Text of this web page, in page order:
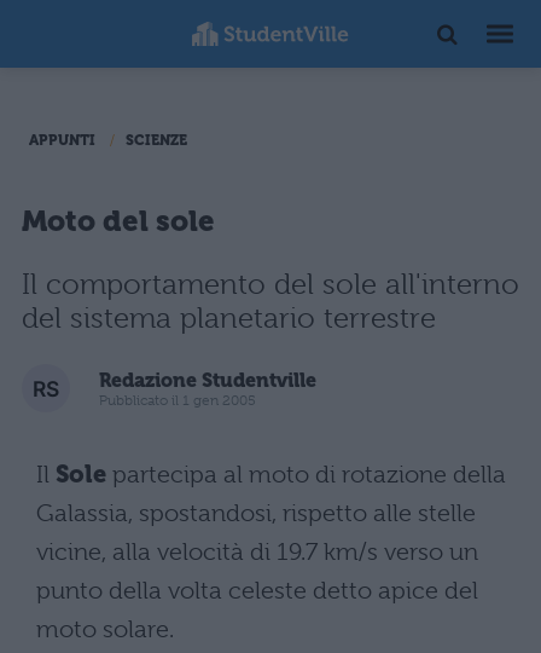
APPUNTI SCIENZE
Moto del sole
Il comportamento del sole all'interno
del sistema planetario terrestre
Redazione Studentville
Pubblicato il 1 gen 2005
Il Sole partecipa al moto di rotazione della
Galassia, spostandosi, rispetto alle stelle
vicine, alla velocità di 19.7 km/s verso un
punto della volta celeste detto apice del
moto solare.